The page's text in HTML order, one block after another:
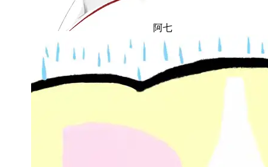
阿七